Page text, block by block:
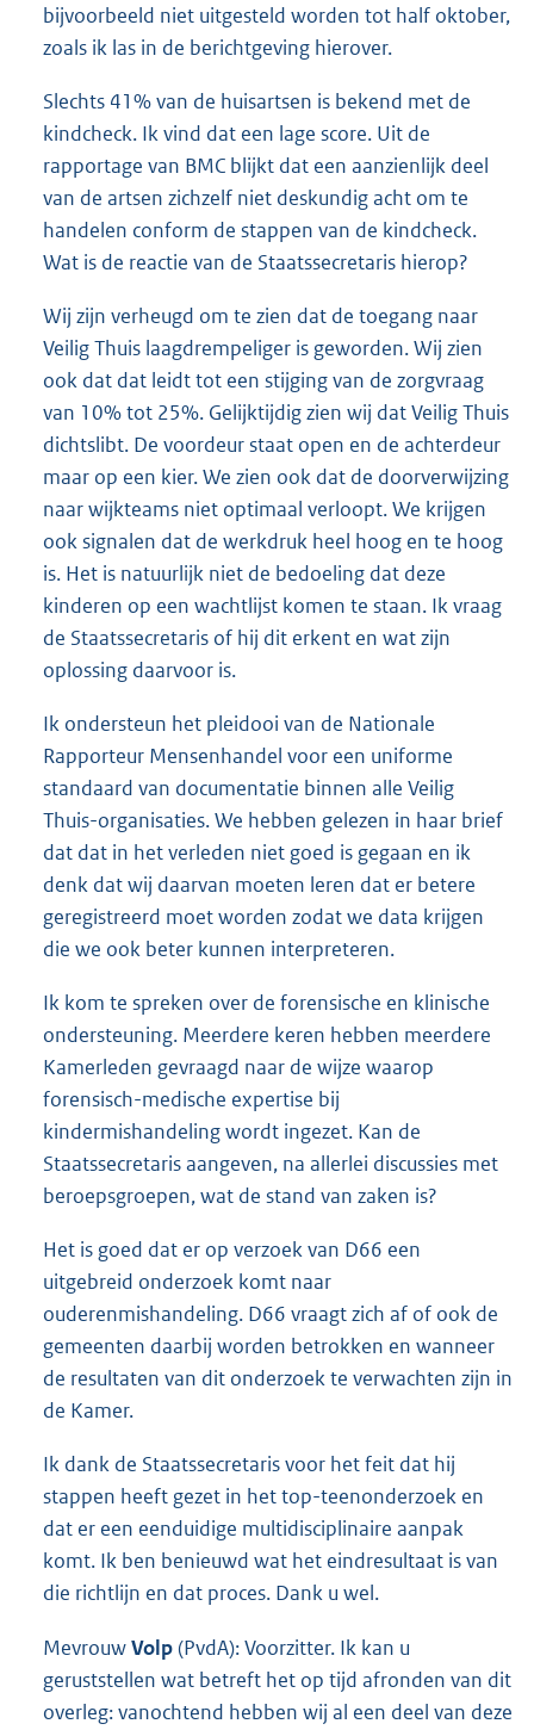
bijvoorbeeld niet uitgesteld worden tot half oktober,
zoals ik las in de berichtgeving hierover.
Slechts 41% van de huisartsen is bekend met de
kindcheck. Ik vind dat een lage score. Uit de
rapportage van BMC blijkt dat een aanzienlijk deel
van de artsen zichzelf niet deskundig acht om te
handelen conform de stappen van de kindcheck.
Wat is de reactie van de Staatssecretaris hierop?
Wij zijn verheugd om te zien dat de toegang naar
Veilig Thuis laagdrempeliger is geworden. Wij zien
ook dat dat leidt tot een stijging van de zorgvraag
van 10% tot 25%. Gelijktijdig zien wij dat Veilig Thuis
dichtslibt. De voordeur staat open en de achterdeur
maar op een kier. We zien ook dat de doorverwijzing
naar wijkteams niet optimaal verloopt. We krijgen
ook signalen dat de werkdruk heel hoog en te hoog
is. Het is natuurlijk niet de bedoeling dat deze
kinderen op een wachtlijst komen te staan. Ik vraag
de Staatssecretaris of hij dit erkent en wat zijn
oplossing daarvoor is.
Ik ondersteun het pleidooi van de Nationale
Rapporteur Mensenhandel voor een uniforme
standaard van documentatie binnen alle Veilig
Thuis-organisaties. We hebben gelezen in haar brief
dat dat in het verleden niet goed is gegaan en ik
denk dat wij daarvan moeten leren dat er betere
geregistreerd moet worden zodat we data krijgen
die we ook beter kunnen interpreteren.
Ik kom te spreken over de forensische en klinische
ondersteuning. Meerdere keren hebben meerdere
Kamerleden gevraagd naar de wijze waarop
forensisch-medische expertise bij
kindermishandeling wordt ingezet. Kan de
Staatssecretaris aangeven, na allerlei discussies met
beroepsgroepen, wat de stand van zaken is?
Het is goed dat er op verzoek van D66 een
uitgebreid onderzoek komt naar
ouderenmishandeling. D66 vraagt zich af of ook de
gemeenten daarbij worden betrokken en wanneer
de resultaten van dit onderzoek te verwachten zijn in
de Kamer.
Ik dank de Staatssecretaris voor het feit dat hij
stappen heeft gezet in het top-teenonderzoek en
dat er een eenduidige multidisciplinaire aanpak
komt. Ik ben benieuwd wat het eindresultaat is van
die richtlijn en dat proces. Dank u wel.
MevrouwVolp(PvdA): Voorzitter. Ik kan u
geruststellen wat betreft het op tijd afronden van dit
overleg: vanochtend hebben wij al een deel van deze